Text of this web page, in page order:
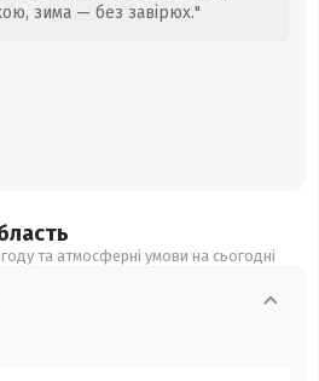
зима — без завірюх."
та атмосферні умови на сьогодні